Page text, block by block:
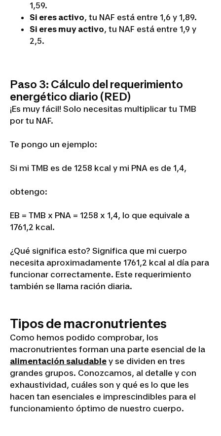
1,59.
Si eres activo, tu NAF está entre 1,6 y 1,89.
Si eres muy activo, tu NAF está entre 1,9 y
2,5.
Paso 3: Cálculo del requerimiento
energético diario (RED)
¡Es muy fácil! Solo necesitas multiplicar tu TMB
por tu NAF.
Te pongo un ejemplo:
Si mi TMB es de 1258 kcal y mi PNA es de 1,4,
obtengo:
EB = TMB x PNA = 1258 x 1,4, lo que equivale a
1761,2 kcal.
¿Qué significa esto? Significa que mi cuerpo
necesita aproximadamente 1761,2 kcal al día para
funcionar correctamente. Este requerimiento
también se llama ración diaria.
Tipos de macronutrientes
Como hemos podido comprobar, los
macronutrientes forman una parte esencial de la
alimentación saludable y se dividen en tres
grandes grupos. Conozcamos, al detalle y con
exhaustividad, cuáles son y qué es lo que les
hacen tan esenciales e imprescindibles para el
funcionamiento óptimo de nuestro cuerpo.